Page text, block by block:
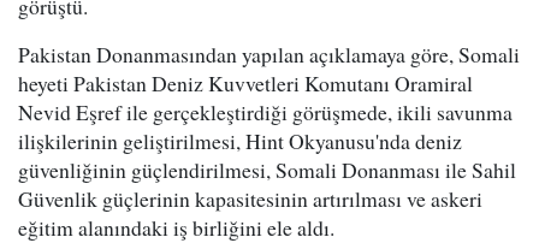
görüştü.
Pakistan Donanmasından yapılan açıklamaya göre, Somali
heyeti Pakistan Deniz Kuvvetleri Komutanı Oramiral
Nevid Eşref ile gerçekleştirdiği görüşmede, ikili savunma
ilişkilerinin geliştirilmesi, Hint Okyanusu'nda deniz
güvenliğinin güçlendirilmesi, Somali Donanması ile Sahil
Güvenlik güçlerinin kapasitesinin artırılması ve askeri
eğitim alanındaki iş birliğini ele aldı.